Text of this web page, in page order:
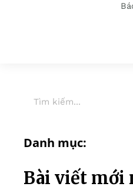
Danh mục:
Bài viết mới